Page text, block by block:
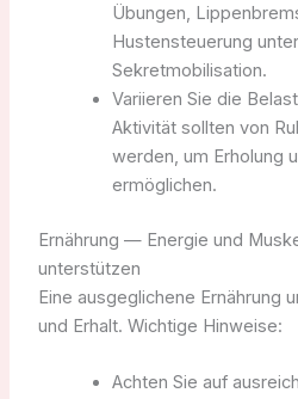
Übungen,
Hustensteuerung
Sekretmobilisation.
Variieren Sie die
Aktivität sollten von
werden, um Erholung
ermöglichen.
Ernährung — Energie und
unterstützen
Eine ausgeglichene Ernährung
und Erhalt. Wichtige Hinweise:
Achten Sie auf